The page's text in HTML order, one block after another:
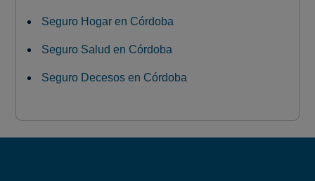
Seguro Hogar en Córdoba
Seguro Salud en Córdoba
Seguro Decesos en Córdoba